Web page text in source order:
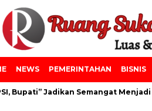
NEWS PEMERINTAHAN BISNIS
Jadikan Semangat Menjadi